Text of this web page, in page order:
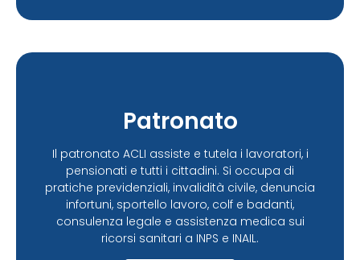
Patronato
Il patronato ACLI assiste e tutela i lavoratori, i
pensionati e tutti i cittadini. Si occupa di
pratiche previdenziali, invalidità civile, denuncia
infortuni, sportello lavoro, colf e badanti,
consulenza legale e assistenza medica sui
ricorsi sanitari a INPS e INAIL.